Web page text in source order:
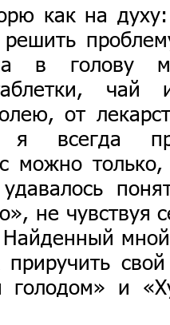
как на
решить
в голову
от
я всегда
можно
не чувствуя
голодом» и